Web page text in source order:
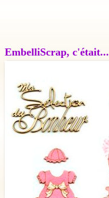
EmbelliScrap, c'était...